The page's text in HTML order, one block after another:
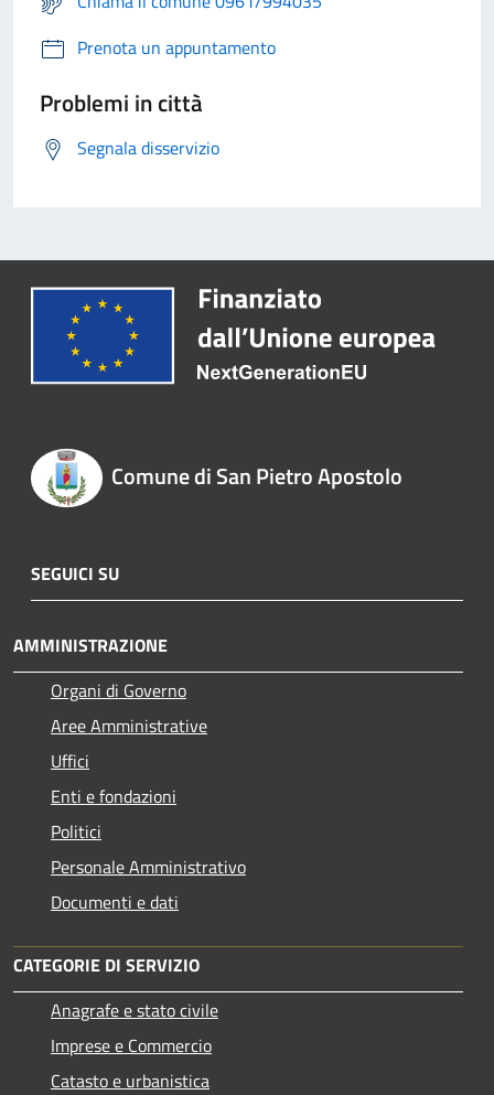
Prenota un appuntamento
Problemi in città
Segnala disservizio
Comune di San Pietro Apostolo
SEGUICI SU
AMMINISTRAZIONE
Organi di Governo
Aree Amministrative
Uffici
Enti e fondazioni
Politici
Personale Amministrativo
Documenti e dati
CATEGORIE DI SERVIZIO
Anagrafe e stato civile
Imprese e Commercio
Catasto e urbanistica